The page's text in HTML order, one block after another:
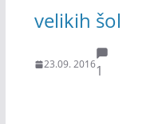
velikih šol
23.09. 20161